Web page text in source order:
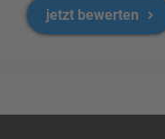
jetzt bewerten